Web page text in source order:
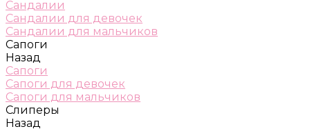
Сандалии
Сандалии для девочек
Сандалии для мальчиков
Сапоги
Назад
Сапоги
Сапоги для девочек
Сапоги для мальчиков
Слиперы
Назад